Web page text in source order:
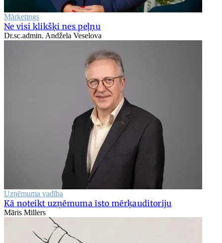
Mārketings
Ne visi klikšķi nes peļņu
Dr.sc.admin. Andžela Veselova
Uzņēmuma vadība
Kā noteikt uzņēmuma īsto mērķauditoriju
Māris Millers